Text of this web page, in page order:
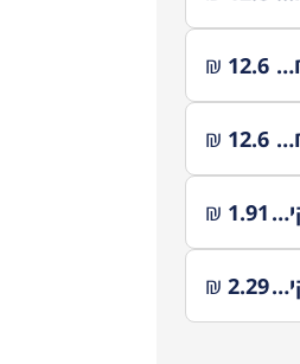
פתיחת מונה מחיר לפתיחת מונה בתעריף 2, כולל מע"מ. מחיר פתיחת מונה בתעריף 2 באילת הוא 10.42 ש"ח אחרי קיזוז מע"מ 12.6
₪
פתיחת מונה מחיר לפתיחת מונה בתעריף 3, כולל מע"מ. מחיר פתיחת מונה בתעריף 3 באילת הוא 10.43 ש"ח אחרי קיזוז מע"מ 12.6
₪
תעריף לקילומטר מחיר לקילומטר בתעריף 1, כולל מע"מ. תעריף לקילומטר בתעריף 1 באילת הוא 1.63 ש"ח אחרי קיזוז מע"מ 1.91
₪
תעריף לקילומטר מחיר לקילומטר בתעריף 2, כולל מע"מ. תעריף לקילומטר בתעריף 2 באילת הוא 1.95 ש"ח אחרי קיזוז מע"מ2.29
₪